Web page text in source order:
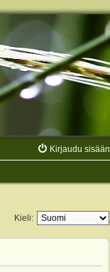
Kirjaudu sisään
Kieli: